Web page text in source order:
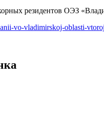
резидентов ОЭЗ
vo-vladimirskoj-oblasti-